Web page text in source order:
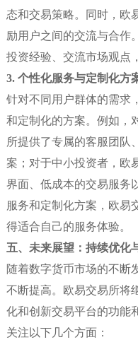
态和交易策略。同时，欧
励用户之间的交流与合作
投资经验、交流市场观点
3. 个性化服务与定制化方
针对不同用户群体的需求
和定制化的方案。例如，
所提供了专属的客服团队
案；对于中小投资者，欧
界面、低成本的交易服务
服务和定制化方案，欧易
得适合自己的服务体验。
五、未来展望：持续优化
随着数字货币市场的不断
不断提高。欧易交易所将
化和创新交易平台的功能
关注以下几个方面：